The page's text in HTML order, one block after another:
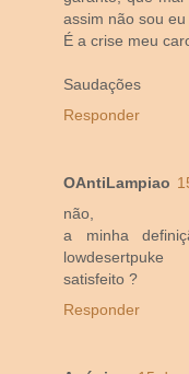
assim não sou
É a crise meu
Saudações
Responder
OAntiLampiao
não,
a minha
lowdesertpuke
satisfeito ?
Responder